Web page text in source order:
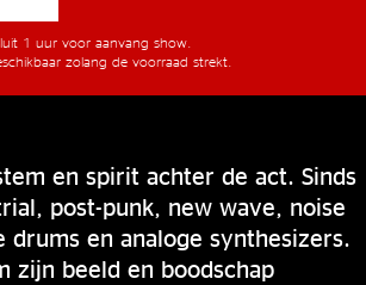
1 uur voor aanvang show.
zolang de voorraad strekt.
en spirit achter de act. Sinds
post-punk, new wave, noise
en analoge synthesizers.
zijn beeld en boodschap